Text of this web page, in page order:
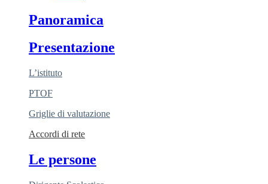
Panoramica
Presentazione
L’istituto
PTOF
Griglie di valutazione
Accordi di rete
Le persone